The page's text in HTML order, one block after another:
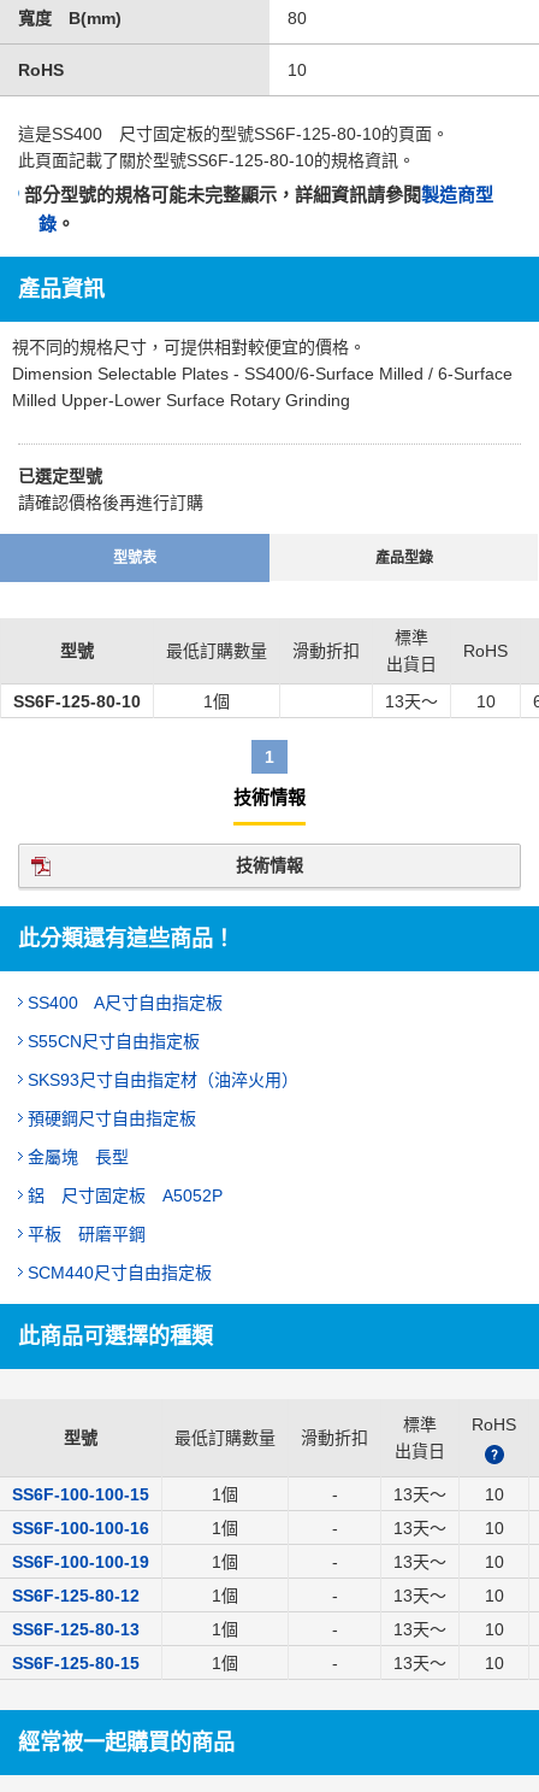
寬度 B(mm) 80
RoHS 10
這是SS400 尺寸固定板的型號SS6F-125-80-10的頁面。
此頁面記載了關於型號SS6F-125-80-10的規格資訊。
部分型號的規格可能未完整顯示，詳細資訊請參閱製造商型
錄 。
產品資訊
視不同的規格尺寸，可提供相對較便宜的價格。
Dimension Selectable Plates - SS400/6-Surface Milled / 6-Surface
Milled Upper-Lower Surface Rotary Grinding
已選定型號
請確認價格後再進行訂購
型號表 產品型錄
型號 最低訂購數量 滑動折扣
標準
出貨日
RoHS
SS6F-125-80-10 1個 13天～ 10
1
技術情報
技術情報
此分類還有這些商品！
SS400 A尺寸自由指定板
S55CN尺寸自由指定板
SKS93尺寸自由指定材（油淬火用）
預硬鋼尺寸自由指定板
金屬塊 長型
鋁 尺寸固定板 A5052P
平板 研磨平鋼
SCM440尺寸自由指定板
此商品可選擇的種類
型號 最低訂購數量 滑動折扣
標準
出貨日
RoHS
SS6F-100-100-15
1個 - 13天～
10
SS6F-100-100-16
1個 - 13天～
10
SS6F-100-100-19
1個 - 13天～
10
SS6F-125-80-12
1個 - 13天～
10
SS6F-125-80-13
1個 - 13天～
10
SS6F-125-80-15
1個 - 13天～ 10
經常被一起購買的商品